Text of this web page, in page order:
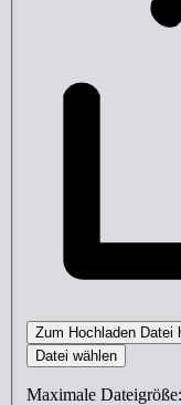
Zum Hochladen Datei
Datei wählen
Maximale